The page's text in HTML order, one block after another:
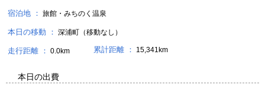
宿泊地 ： 旅館・みちのく温泉
本日の移動 ： 深浦町（移動なし）
走行距離 ： 0.0km 累計距離 ： 15,341km
本日の出費